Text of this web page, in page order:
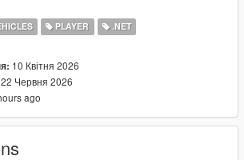
de slot - si tienes dos motos
automaticamente la mas cercana al
configurable
y en que direccion aparece la moto al
en vivo en los 3 ejes- calibra X, Y
para eje lateral
PLAYER .NET
10 Квітня 2026
22 Червня 2026
ago